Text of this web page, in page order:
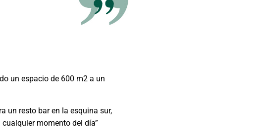
un espacio de 600 m2 a un
un resto bar en la esquina sur,
momento del día”